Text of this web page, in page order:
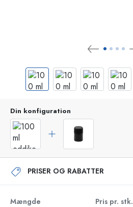
Din konfiguration
PRISER OG RABATTER
Mængde Pris pr. stk.